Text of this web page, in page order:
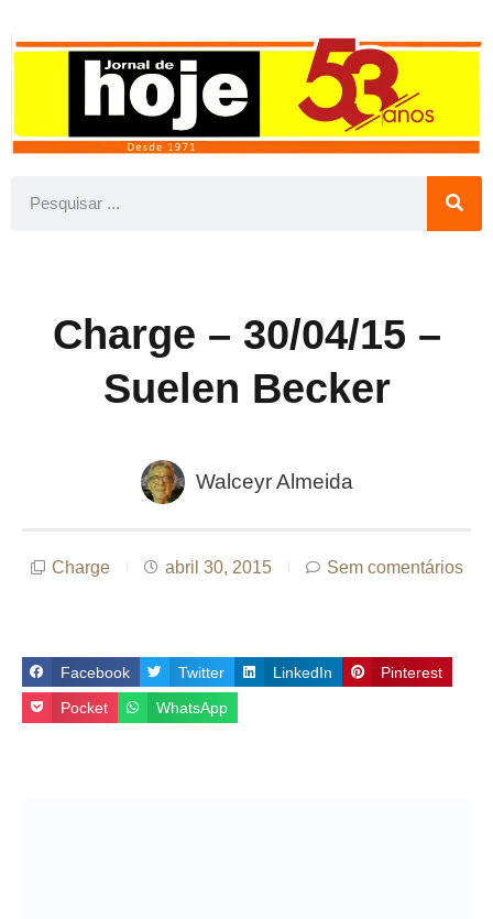
Charge – 30/04/15 –
Suelen Becker
Walceyr Almeida
Charge abril 30, 2015 Sem comentários
Facebook Twitter LinkedIn Pinterest
Pocket WhatsApp